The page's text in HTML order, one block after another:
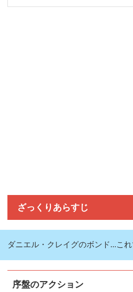
ざっくりあらすじ
ダニエル・クレイグのボンド...こ
序盤のアクション